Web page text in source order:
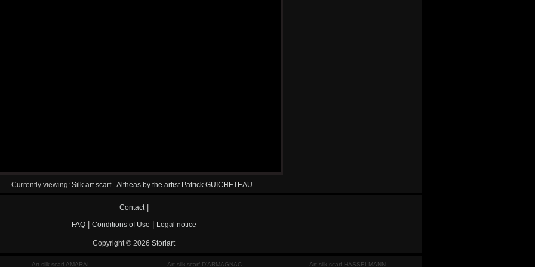
Currently viewing: Silk art scarf - Altheas by the artist Patrick GUICHETEAU -
Contact|
FAQ| Conditions of Use Legal notice
Copyright © 2026 Storiart
Art silk scarf AMARAL Art silk scarf D'ARMAGNAC Art silk scarf HASSELMANN